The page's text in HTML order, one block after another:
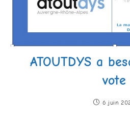
ATOUTDYS a
vote
6 juin